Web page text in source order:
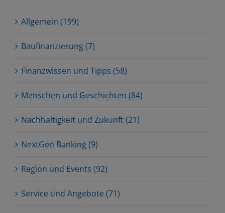
Allgemein (199)
Baufinanzierung (7)
Finanzwissen und Tipps (58)
Menschen und Geschichten (84)
Nachhaltigkeit und Zukunft (21)
NextGen Banking (9)
Region und Events (92)
Service und Angebote (71)